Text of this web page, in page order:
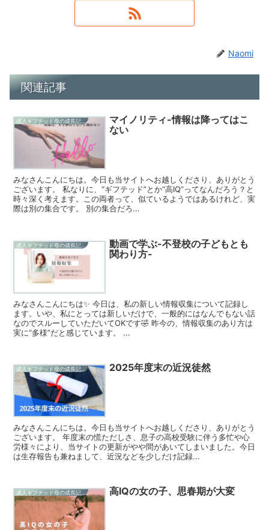
Naomi
関連記事
成人ギフテッド母の成長記録
マイノリティ-情報は降ってはこ
ない
みなさんこんにちは。今日も当サイトへお越しくださり、ありがとう
ございます。 私なりに、“ギフテッド”とか“高IQ”ってなんだろう？と
時々深く考えます。この両者って、似ているようではあるけれど、実
際は別の集合です。 別の集合だろ...
動画で学ぶ-不登校の子どもとも
関わり方-
みなさんこんにちは✨ 今日は、私の新しい情報収集について記録し
ます。いや、私にとっては新しいだけで、一般的にはなんでもない話
なのでスルーしていただいてOKです🤣 昨今の、情報収集のあり方は
実に“多様”だと感じています。 ...
2025年度末の近況徒然
みなさんこんにちは。今日も当サイトへお越しくださり、ありがとう
ございます。 年度末の慌ただしさ、息子の高校受験に伴う多忙や心
労様々により、当サイトの更新がやや間があいてしまいました。今日
は生存報告も兼ねまして、近況などを少しだけ記録...
高IQの女の子、思春期が大変